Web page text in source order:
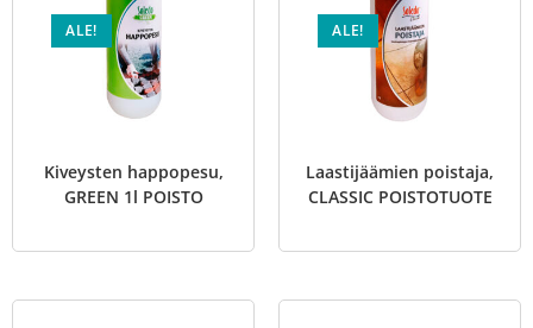
ALE!
Kiveysten happopesu,
GREEN 1l POISTO
ALE!
Laastijäämien poistaja,
CLASSIC POISTOTUOTE